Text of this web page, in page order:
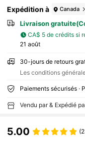
Expédition à Canada
Livraison
CA$ 5 de crédits si
21 août
30-jours de retours
Les conditions
Paiements sécurisés ·
Vendu par & Expédié
5.00